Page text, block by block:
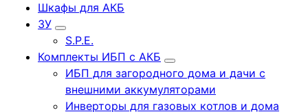
Шкафы для АКБ
ЗУ
S.P.E.
Комплекты ИБП с АКБ
ИБП для загородного дома и дачи с
внешними аккумуляторами
Инверторы для газовых котлов и дома